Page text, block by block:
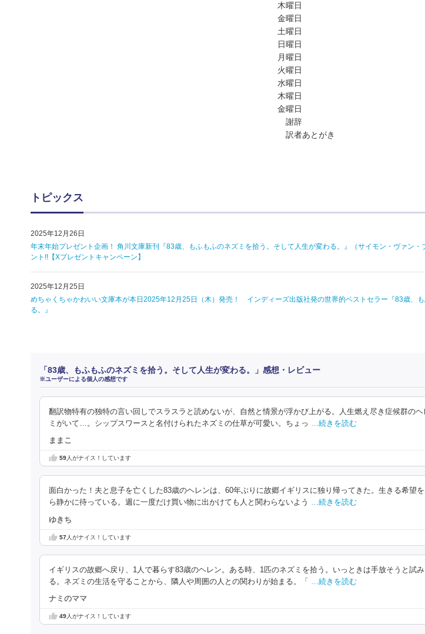
木曜日
金曜日
土曜日
日曜日
月曜日
火曜日
水曜日
木曜日
金曜日
謝辞
訳者あとがき
トピックス
2025年12月26日
年末年始プレゼント企画！ 角川文庫新刊『83歳、もふもふのネズミを拾う。そして人生が変わる。』（サイモン・ヴァン
ント!!【Xプレゼントキャンペーン】
2025年12月25日
めちゃくちゃかわいい文庫本が本日2025年12月25日（木）発売！ インディーズ出版社発の世界的ベストセラー『83歳、
る。』
「83歳、もふもふのネズミを拾う。そして人生が変わる。」感想・レビュー
※ユーザーによる個人の感想です
翻訳物特有の独特の言い回しでスラスラと読めないが、自然と情景が浮かび上がる。人生燃え尽き症候群の
ミがいて…。シップスワースと名付けられたネズミの仕草が可愛い。ちょっ
…続きを読む
ままこ
59人がナイス！しています
面白かった！夫と息子を亡くした83歳のヘレンは、60年ぶりに故郷イギリスに独り帰ってきた。生きる希望
ら静かに待っている。週に一度だけ買い物に出かけても人と関わらないよう …続きを読む
ゆきち
57人がナイス！しています
イギリスの故郷へ戻り、1人で暮らす83歳のヘレン。ある時、1匹のネズミを拾う。いっときは手放そうと試
る。ネズミの生活を守ることから、隣人や周囲の人との関わりが始まる。「
…続きを読む
ナミのママ
49人がナイス！しています